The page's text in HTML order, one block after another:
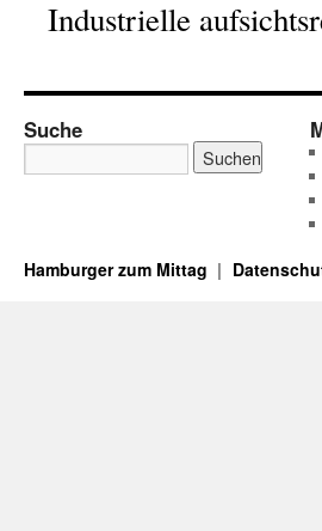
Industrielle
Suche
Hamburger zum Mittag